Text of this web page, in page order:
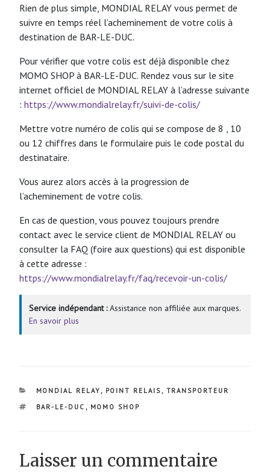
Rien de plus simple, MONDIAL RELAY vous permet de
suivre en temps réel l’acheminement de votre colis à
destination de BAR-LE-DUC.
Pour vérifier que votre colis est déjà disponible chez
MOMO SHOP à BAR-LE-DUC. Rendez vous sur le site
internet officiel de MONDIAL RELAY à l’adresse suivante
: https://www.mondialrelay.fr/suivi-de-colis/
Mettre votre numéro de colis qui se compose de 8 , 10
ou 12 chiffres dans le formulaire puis le code postal du
destinataire.
Vous aurez alors accès à la progression de
l’acheminement de votre colis.
En cas de question, vous pouvez toujours prendre
contact avec le service client de MONDIAL RELAY ou
consulter la FAQ (foire aux questions) qui est disponible
à cette adresse :
https://www.mondialrelay.fr/faq/recevoir-un-colis/
Service indépendant :Assistance non affiliée aux marques.
En savoir plus
CATÉGORIES
MONDIAL RELAY , POINT RELAIS , TRANSPORTEUR
ÉTIQUETTES
BAR-LE-DUC , MOMO SHOP
Laisser un commentaire